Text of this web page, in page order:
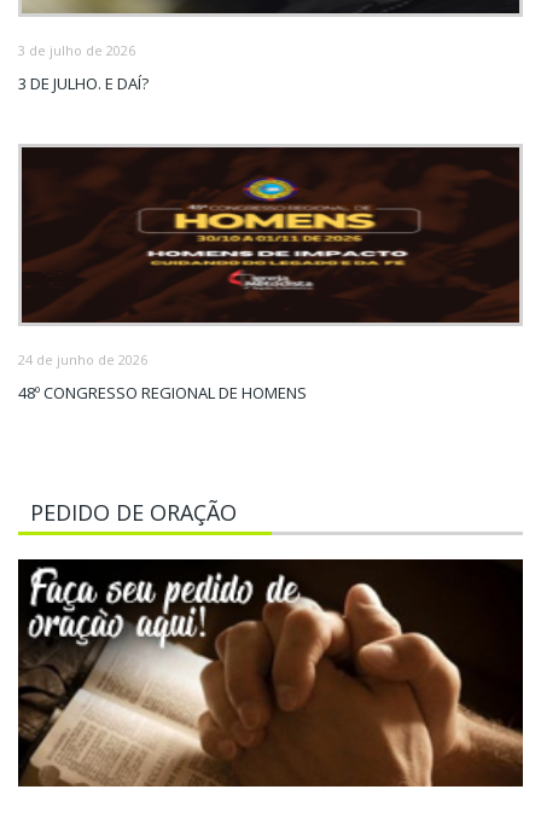
3 de julho de 2026
3 DE JULHO. E DAÍ?
24 de junho de 2026
48º CONGRESSO REGIONAL DE HOMENS
PEDIDO DE ORAÇÃO